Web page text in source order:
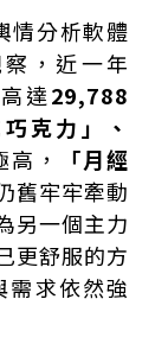
情分析軟體
，近一年
達29,788
巧克力」、
高，
「月經
舊牢牢牽動
另一個主力
更舒服的方
需求依然強